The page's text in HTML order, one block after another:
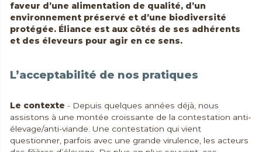
faveur d’une alimentation de qualité, d’un
environnement préservé et d’une biodiversité
protégée. Éliance est aux côtés de ses adhérents
et des éleveurs pour agir en ce sens.
L’acceptabilité de nos pratiques
Le contexte - Depuis quelques années déjà, nous
assistons à une montée croissante de la contestation anti-
élevage/anti-viande. Une contestation qui vient
questionner, parfois avec une grande virulence, les acteurs